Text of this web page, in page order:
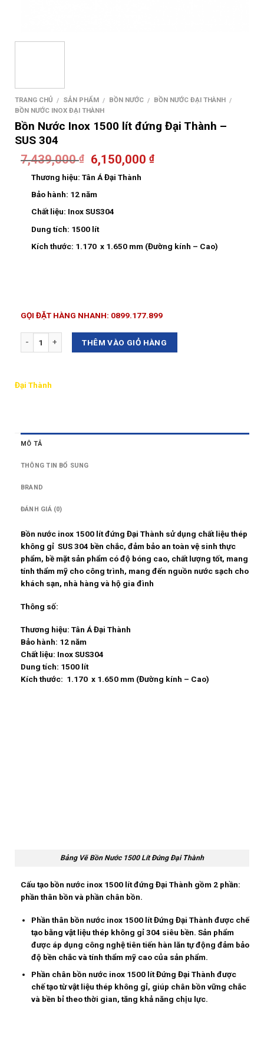
TRANG CHỦ / SẢN PHẨM / BỒN NƯỚC / BỒN NƯỚC ĐẠI THÀNH /
BỒN NƯỚC INOX ĐẠI THÀNH
Bồn Nước Inox 1500 lít đứng Đại Thành –
SUS 304
7,439,000₫ 6,150,000₫
Thương hiệu: Tân Á Đại Thành
Bảo hành: 12 năm
Chất liệu: Inox SUS304
Dung tích: 1500 lít
Kích thước: 1.170 x 1.650 mm (Đường kính – Cao)
GỌI ĐẶT HÀNG NHANH: 0899.177.899
THÊM VÀO GIỎ HÀNG
Đại Thành
MÔ TẢ
THÔNG TIN BỔ SUNG
BRAND
ĐÁNH GIÁ (0)
Bồn nước inox 1500 lít đứng Đại Thành sử dụng chất liệu thép
không gỉ SUS 304 bền chắc, đảm bảo an toàn vệ sinh thực
phẩm, bề mặt sản phẩm có độ bóng cao, chất lượng tốt, mang
tính thẩm mỹ cho công trình, mang đến nguồn nước sạch cho
khách sạn, nhà hàng và hộ gia đình
Thông số:
Thương hiệu: Tân Á Đại Thành
Bảo hành: 12 năm
Chất liệu: Inox SUS304
Dung tích: 1500 lít
Kích thước: 1.170 x 1.650 mm (Đường kính – Cao)
Bảng Vẽ Bồn Nước 1500 Lít Đứng Đại Thành
Cấu tạo bồn nước inox 1500 lít đứng Đại Thành gồm 2 phần:
phần thân bồn và phần chân bồn.
Phần thân bồn nước inox 1500 lít Đứng Đại Thành được chế
tạo bằng vật liệu thép không gỉ 304 siêu bền. Sản phẩm
được áp dụng công nghệ tiên tiến hàn lăn tự động đảm bảo
độ bền chắc và tính thẩm mỹ cao của sản phẩm.
Phần chân bồn nước inox 1500 lít Đứng Đại Thành được
chế tạo từ vật liệu thép không gỉ, giúp chân bồn vững chắc
và bền bỉ theo thời gian, tăng khả năng chịu lực.